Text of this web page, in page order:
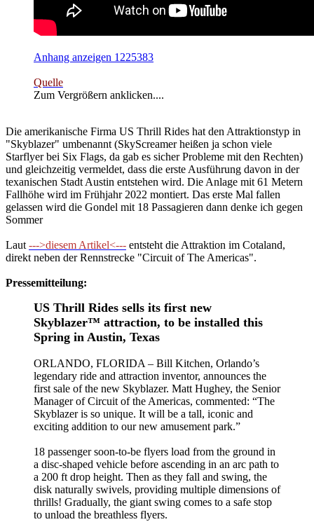
Anhang anzeigen 1225383
Quelle
Zum Vergrößern anklicken....
Die amerikanische Firma US Thrill Rides hat den Attraktionstyp in
"Skyblazer" umbenannt (SkyScreamer heißen ja schon viele
Starflyer bei Six Flags, da gab es sicher Probleme mit den Rechten)
und gleichzeitig vermeldet, dass die erste Ausführung davon in der
texanischen Stadt Austin entstehen wird. Die Anlage mit 61 Metern
Fallhöhe wird im Frühjahr 2022 montiert. Das erste Mal fallen
gelassen wird die Gondel mit 18 Passagieren dann denke ich gegen
Sommer
Laut --->diesem Artikel<--- entsteht die Attraktion im Cotaland,
direkt neben der Rennstrecke "Circuit of The Americas".
Pressemitteilung:
US Thrill Rides sells its first new
Skyblazer™ attraction, to be installed this
Spring in Austin, Texas
ORLANDO, FLORIDA – Bill Kitchen, Orlando’s
legendary ride and attraction inventor, announces the
first sale of the new Skyblazer. Matt Hughey, the Senior
Manager of Circuit of the Americas, commented: “The
Skyblazer is so unique. It will be a tall, iconic and
exciting addition to our new amusement park.”
18 passenger soon-to-be flyers load from the ground in
a disc-shaped vehicle before ascending in an arc path to
a 200 ft drop height. Then as they fall and swing, the
disk naturally swivels, providing multiple dimensions of
thrills! Gradually, the giant swing comes to a safe stop
to unload the breathless flyers.